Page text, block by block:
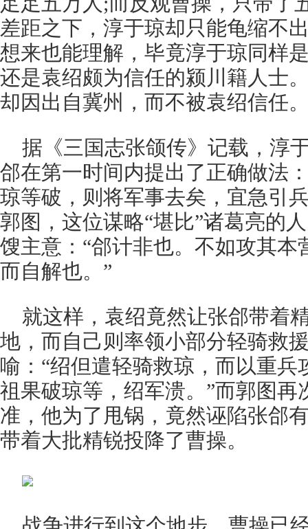
差距之下，淳于琼却只能龟缩不
想来也能理解，毕竟淳于琼同样
还是袁绍颇为信任的颍川籍人士
却因出自冀州，而不被袁绍信任
据《三国志张颌传》记载，淳
郃在第一时间内提出了正确做法
琼等破，则将军事去矣，宜急引
郭图，这位谋略“堪比”诸葛亮的
馊主意：“郃计非也。不如攻其本
而自解也。”
就这样，袁绍竟然让张郃带着
地，而自己则率领小部分轻骑救
喻：“绍但遣轻骑救琼，而以重
祖果破琼等，绍军溃。”而郭图再
准，他为了甩锅，竟然诬陷张郃
带着大批精锐投降了曹操。